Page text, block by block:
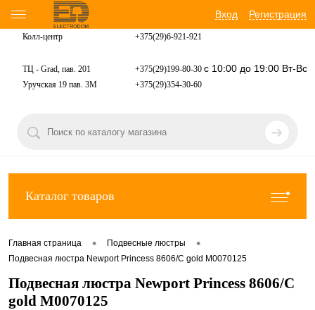
Вход Регистрация
Колл-центр +375(29)6-921-921
ТЦ - Grad, пав. 201 +375(29)199-80-30 с 10:00 до 19:00 Вт-Вс
Уручская 19 пав. 3М +375(29)354-30-60
Каталог товаров
Главная страница • Подвесные люстры •
Подвесная люстра Newport Princess 8606/C gold М0070125
Подвесная люстра Newport Princess 8606/C
gold М0070125